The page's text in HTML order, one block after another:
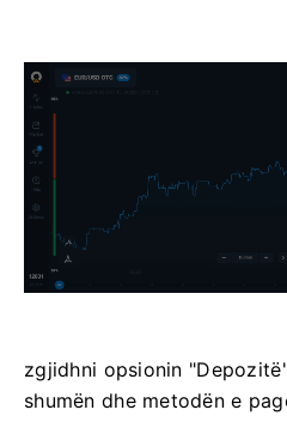
zgjidhni opsionin
shumën dhe metodën e